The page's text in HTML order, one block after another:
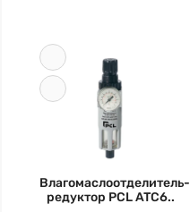
Влагомаслоотделитель-
редуктор PCL ATC6..